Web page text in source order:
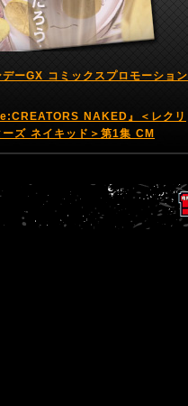
デーGX コミックスプロモーション
NAKED』＜レクリ
ーズ ネイキッド＞第1集 CM